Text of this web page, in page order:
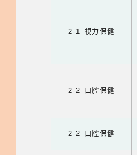
2-1 視力保健
2-2 口腔保健
2-2 口腔保健